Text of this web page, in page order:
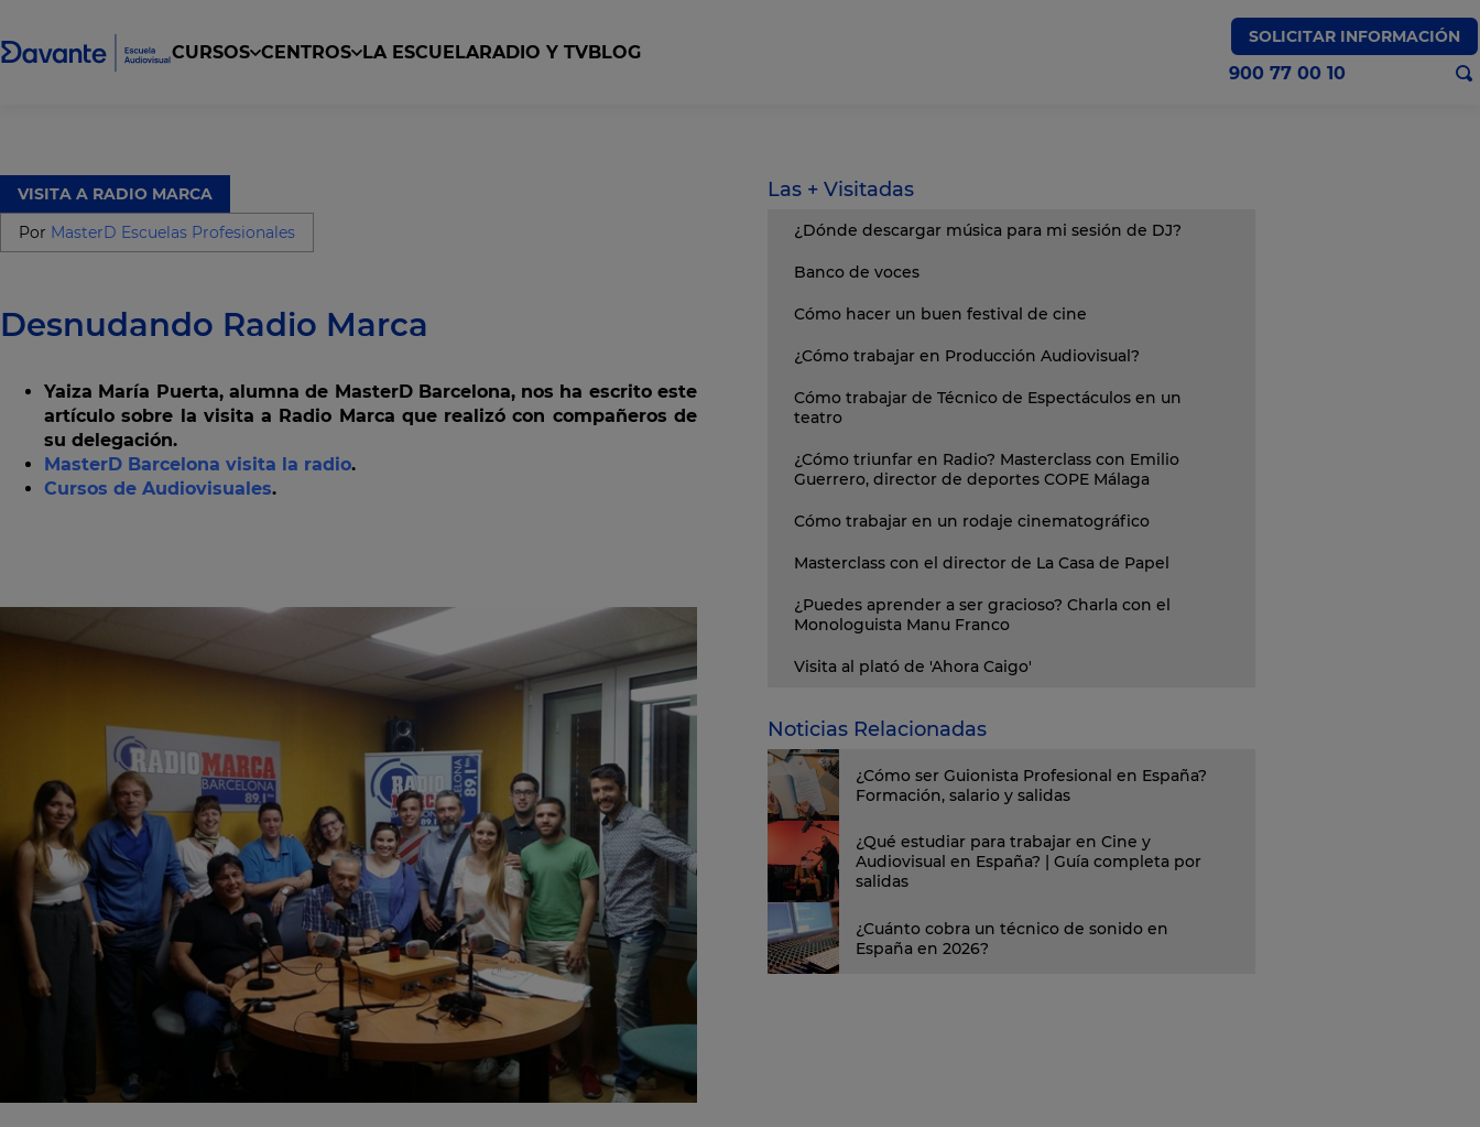
CURSOS CENTROS LA ESCUELARADIO Y TVBLOG
SOLICITAR INFORMACIÓN
900 77 00 10
VISITA A RADIO MARCA
Por MasterD Escuelas Profesionales
Desnudando Radio Marca
Yaiza María Puerta, alumna de MasterD Barcelona, nos ha escrito este
artículo sobre la visita a Radio Marca que realizó con compañeros de
su delegación.
MasterD Barcelona visita la radio.
Cursos de Audiovisuales.
Las + Visitadas
¿Dónde descargar música para mi sesión de DJ?
Banco de voces
Cómo hacer un buen festival de cine
¿Cómo trabajar en Producción Audiovisual?
Cómo trabajar de Técnico de Espectáculos en un
teatro
¿Cómo triunfar en Radio? Masterclass con Emilio
Guerrero, director de deportes COPE Málaga
Cómo trabajar en un rodaje cinematográfico
Masterclass con el director de La Casa de Papel
¿Puedes aprender a ser gracioso? Charla con el
Monologuista Manu Franco
Visita al plató de 'Ahora Caigo'
Noticias Relacionadas
¿Cómo ser Guionista Profesional en España?
Formación, salario y salidas
¿Qué estudiar para trabajar en Cine y
Audiovisual en España? | Guía completa por
salidas
¿Cuánto cobra un técnico de sonido en
España en 2026?